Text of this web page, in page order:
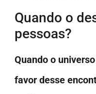
Quando o
pessoas?
Quando o
favor desse